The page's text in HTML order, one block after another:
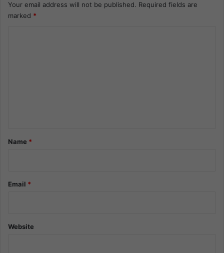
Your email address will not be published. Required fields are
marked *
*Name *
Email *
Website